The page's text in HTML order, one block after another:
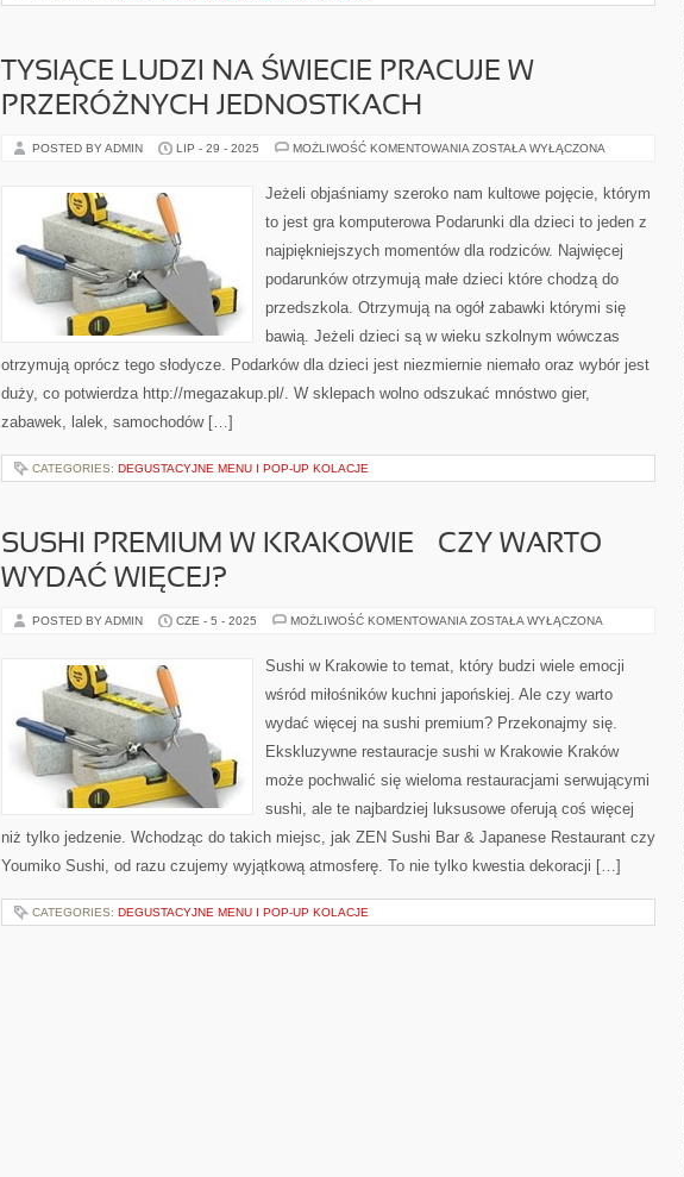
TYSIĄCE LUDZI NA ŚWIECIE PRACUJE W
PRZERÓŻNYCH JEDNOSTKACH
POSTED BY ADMIN LIP - 29 - 2025 MOŻLIWOŚĆ KOMENTOWANIA TYSIĄCE
ŚWIECIE
PRACUJE
PRZERÓŻNYCH
ZOSTAŁA WYŁĄCZONA
Jeżeli objaśniamy szeroko nam kultowe pojęcie, którym
to jest gra komputerowa Podarunki dla dzieci to jeden z
najpiękniejszych momentów dla rodziców. Najwięcej
podarunków otrzymują małe dzieci które chodzą do
przedszkola. Otrzymują na ogół zabawki którymi się
bawią. Jeżeli dzieci są w wieku szkolnym wówczas
otrzymują oprócz tego słodycze. Podarków dla dzieci jest niezmiernie niemało oraz wybór jest
duży, co potwierdza http://megazakup.pl/. W sklepach wolno odszukać mnóstwo gier,
zabawek, lalek, samochodów […]
CATEGORIES: DEGUSTACYJNE MENU I POP-UP KOLACJE
SUSHI PREMIUM W KRAKOWIE – CZY WARTO
WYDAĆ WIĘCEJ?
POSTED BY ADMIN CZE - 5 - 2025 MOŻLIWOŚĆ KOMENTOWANIA SUSHI
KRAKOWIE
–
WARTO
WIĘCEJ?
ZOSTAŁA WYŁĄCZONA
Sushi w Krakowie to temat, który budzi wiele emocji
wśród miłośników kuchni japońskiej. Ale czy warto
wydać więcej na sushi premium? Przekonajmy się.
Ekskluzywne restauracje sushi w Krakowie Kraków
może pochwalić się wieloma restauracjami serwującymi
sushi, ale te najbardziej luksusowe oferują coś więcej
niż tylko jedzenie. Wchodząc do takich miejsc, jak ZEN Sushi Bar & Japanese Restaurant czy
Youmiko Sushi, od razu czujemy wyjątkową atmosferę. To nie tylko kwestia dekoracji […]
CATEGORIES: DEGUSTACYJNE MENU I POP-UP KOLACJE